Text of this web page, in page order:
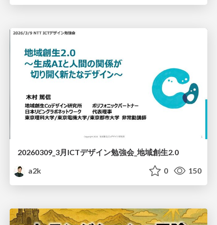
20260309_3月ICTデザイン勉強会_地域創生2.0
a2k
0 150